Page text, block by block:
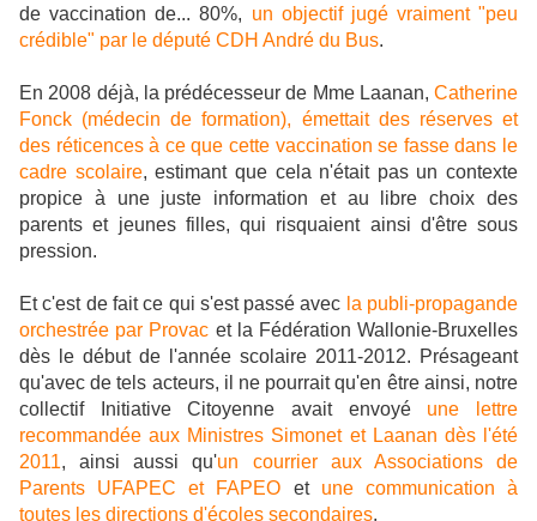
de vaccination de... 80%, un objectif jugé vraiment "peu
crédible" par le député CDH André du Bus.
En 2008 déjà, la prédécesseur de Mme Laanan, Catherine
Fonck (médecin de formation), émettait des réserves et
des réticences à ce que cette vaccination se fasse dans le
cadre scolaire, estimant que cela n'était pas un contexte
propice à une juste information et au libre choix des
parents et jeunes filles, qui risquaient ainsi d'être sous
pression.
Et c'est de fait ce qui s'est passé avec la publi-propagande
orchestrée par Provac et la Fédération Wallonie-Bruxelles
dès le début de l'année scolaire 2011-2012. Présageant
qu'avec de tels acteurs, il ne pourrait qu'en être ainsi, notre
collectif Initiative Citoyenne avait envoyé une lettre
recommandée aux Ministres Simonet et Laanan dès l'été
2011, ainsi aussi qu'un courrier aux Associations de
Parents UFAPEC et FAPEO et une communication à
toutes les directions d'écoles secondaires.